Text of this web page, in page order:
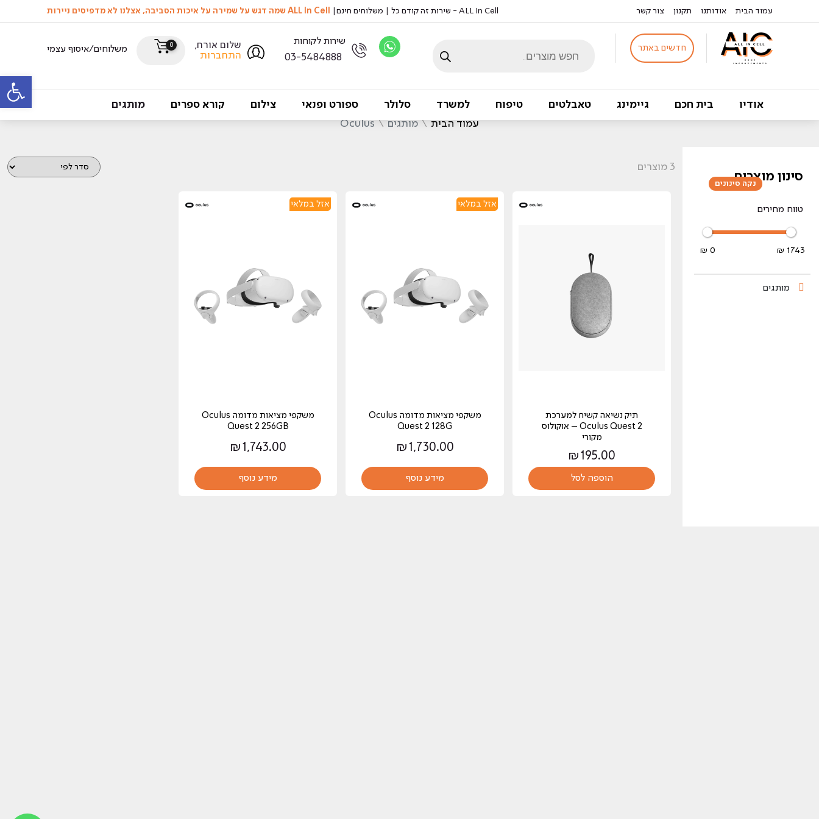
פתח
עמוד הבית אודותנו תקנון צור קשר ALL In Cell - שירות זה קודם כל | משלוחים חינם| ALL In Cell שמה דגש על שמירה על איכות הסביבה, אצלנו לא מדפיסים ניירות
חדשים באתר
search
שירות לקוחות
03-5484888
שלום אורח,
התחברות
0 משלוחים/איסוף עצמי
אודיו בית חכם גיימינג טאבלטים טיפוח למשרד סלולר ספורט ופנאי צילום קורא ספרים
מותגים
עמוד הבית \ מותגים \
Oculus
סינון מוצרים
נקה סינונים
טווח מחירים
0 ₪ 1743 ₪
מותגים
3 מוצרים
תיק נשיאה קשיח למערכת
Oculus Quest 2 – אוקולוס
מקורי
₪ 195.00
הוספה לסל
אזל במלאי
‏משקפי מציאות מדומה Oculus
Quest 2 128G
₪ 1,730.00
מידע נוסף
אזל במלאי
‏משקפי מציאות מדומה Oculus
Quest 2 256GB
₪ 1,743.00
מידע נוסף